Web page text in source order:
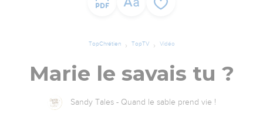
TopChrétien TopTV Vidéo
Marie le savais tu ?
Sandy Tales - Quand le sable prend vie !